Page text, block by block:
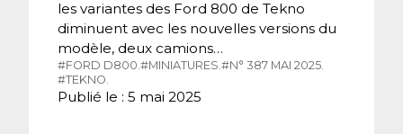
les variantes des Ford 800 de Tekno
diminuent avec les nouvelles versions du
modèle, deux camions…
#FORD D800.#MINIATURES.#N° 387 MAI 2025.
#TEKNO.
Publié le : 5 mai 2025